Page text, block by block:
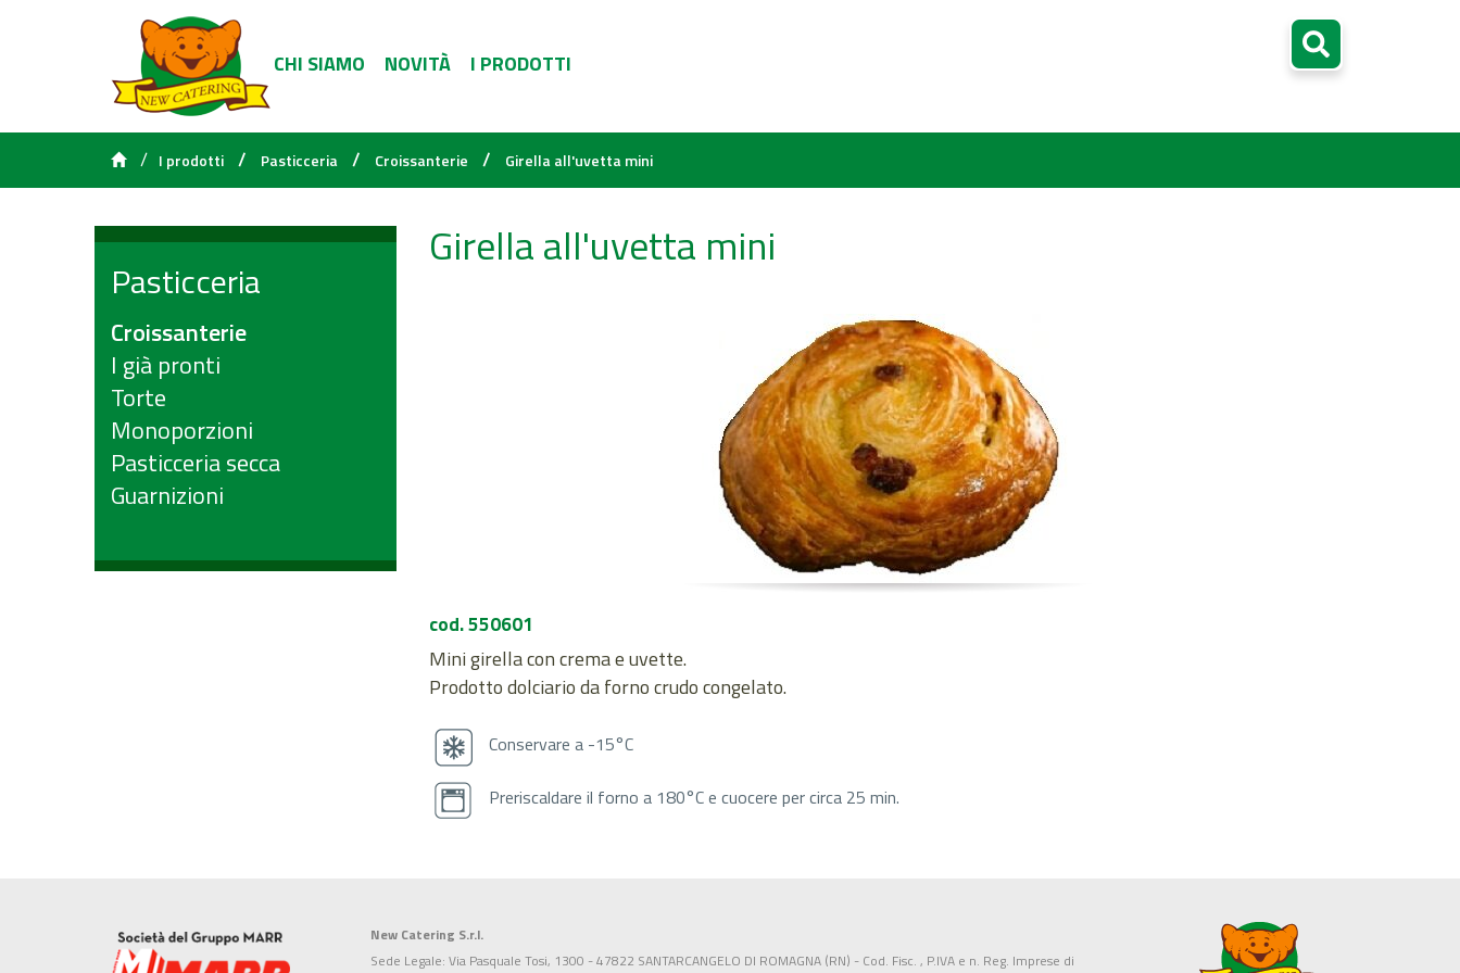
CHI SIAMO NOVITÀ I PRODOTTI
/ I prodotti / Pasticceria / Croissanterie / Girella all'uvetta mini
Pasticceria
Croissanterie
I già pronti
Torte
Monoporzioni
Pasticceria secca
Guarnizioni
Girella all'uvetta mini
cod. 550601
Mini girella con crema e uvette.
Prodotto dolciario da forno crudo congelato.
Conservare a -15°C
Preriscaldare il forno a 180°C e cuocere per circa 25 min.
New Catering S.r.l.
Sede Legale: Via Pasquale Tosi, 1300 - 47822 SANTARCANGELO DI ROMAGNA (RN) - Cod. Fisc. , P.IVA e n. Reg. Imprese di